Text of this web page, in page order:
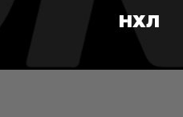
НХЛ